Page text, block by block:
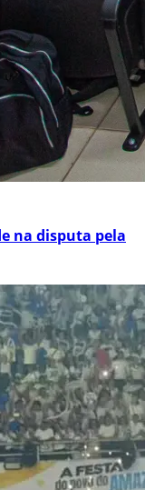
na disputa pela